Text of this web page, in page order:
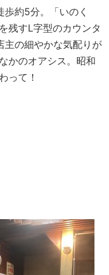
歩約5分。「いのく
残すL字型のカウンタ
主の細やかな気配りが
かのオアシス。昭和
って！